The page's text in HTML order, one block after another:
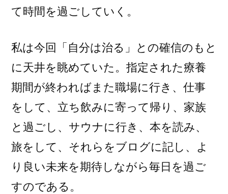
て時間を過ごしていく。
私は今回「自分は治る」との確信のもと
に天井を眺めていた。指定された療養
期間が終わればまた職場に行き、仕事
をして、立ち飲みに寄って帰り、家族
と過ごし、サウナに行き、本を読み、
旅をして、それらをブログに記し、よ
り良い未来を期待しながら毎日を過ご
すのである。